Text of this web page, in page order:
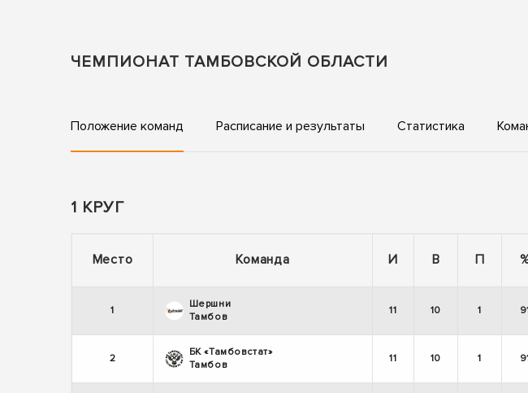
ЧЕМПИОНАТ ТАМБОВСКОЙ ОБЛАСТИ
Положение команд Расписание и результаты Статистика
1 КРУГ
Место Команда И В П
1
Шершни
Тамбов
11 10 1
2
БК «Тамбовстат»
Тамбов
11 10 1